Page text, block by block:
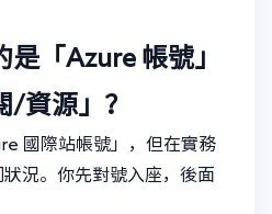
「Azure 帳號」
/資源」？
國際站帳號」，但在實務
狀況。你先對號入座，後面